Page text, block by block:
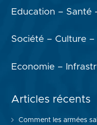
Education – Santé
Société – Culture
Economie –
Articles récents
Comment les armées